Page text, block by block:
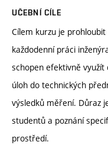
UČEBNÍ CÍLE
Cílem kurzu je
každodenní práci
schopen efektivně
úloh do technických
výsledků měření. Důraz
studentů a poznání
prostředí.